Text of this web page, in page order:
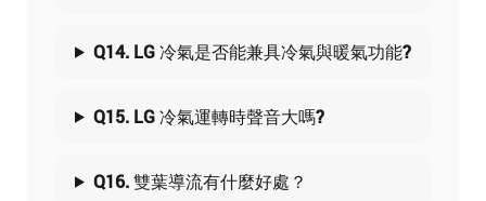
Q14. LG 冷氣是否能兼具冷氣與暖氣功能?
Q15. LG 冷氣運轉時聲音大嗎?
Q16. 雙葉導流有什麼好處？